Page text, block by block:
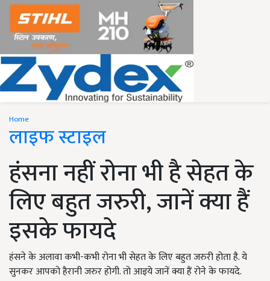
Home
लाइफ स्टाइल
हंसना नहीं रोना भी है सेहत के
लिए बहुत जरुरी, जानें क्या हैं
इसके फायदे
हंसने के अलावा कभी-कभी रोना भी सेहत के लिए बहुत जरुरी होता है. ये
सुनकर आपको हैरानी जरुर होगी. तो आइये जानें क्या हैं रोने के फायदे.